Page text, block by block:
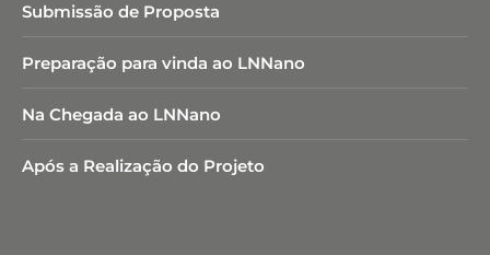
Submissão de Proposta
Preparação para vinda ao LNNano
Na Chegada ao LNNano
Após a Realização do Projeto